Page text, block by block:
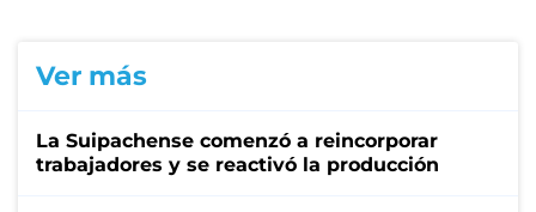
Ver más
La Suipachense comenzó a reincorporar
trabajadores y se reactivó la producción